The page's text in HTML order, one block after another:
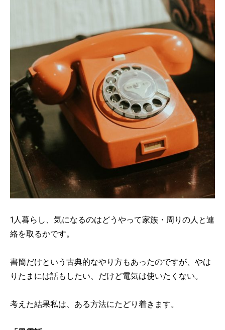
1人暮らし、気になるのはどうやって家族・周りの人と連
絡を取るかです。
書簡だけという古典的なやり方もあったのですが、やは
りたまには話もしたい、だけど電気は使いたくない。
考えた結果私は、ある方法にたどり着きます。